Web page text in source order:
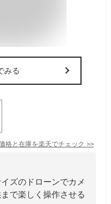
みる
格と在庫を楽天でチェック >>
ズのドローンでカメ
で楽しく操作させる